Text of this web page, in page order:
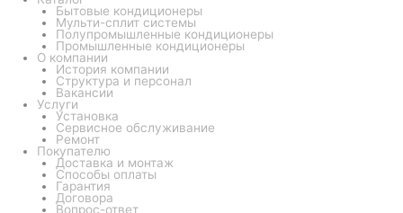
Бытовые кондиционеры
Мульти-сплит системы
Полупромышленные кондиционеры
Промышленные кондиционеры
О компании
История компании
Структура и персонал
Вакансии
Услуги
Установка
Сервисное обслуживание
Ремонт
Покупателю
Доставка и монтаж
Способы оплаты
Гарантия
Договора
Вопрос-ответ